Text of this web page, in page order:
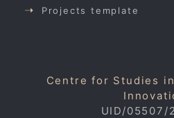
Projects template
Centre for Studies
UID/05507/